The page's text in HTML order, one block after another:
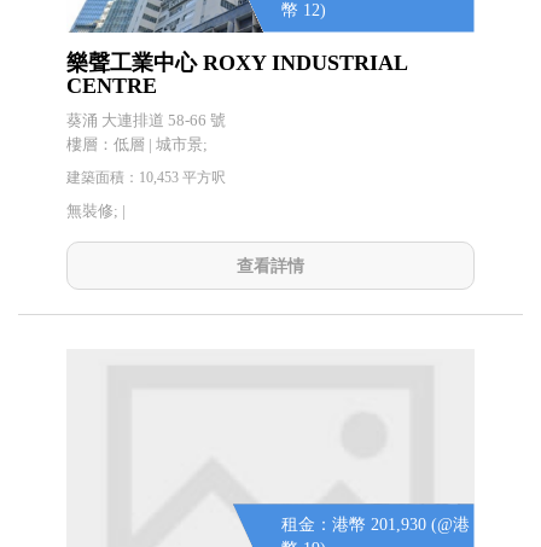
幣 12)
樂聲工業中心 ROXY INDUSTRIAL
CENTRE
葵涌 大連排道 58-66 號
樓層：低層 | 城市景;
建築面積：10,453 平方呎
無裝修; |
查看詳情
租金：港幣 201,930 (@港